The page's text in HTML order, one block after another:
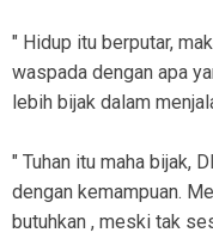
" Hidup itu berputar,
waspada dengan apa
lebih bijak dalam
" Tuhan itu maha bijak,
dengan kemampuan.
butuhkan , meski tak